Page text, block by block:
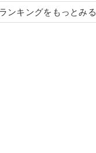
ランキングをもっとみる